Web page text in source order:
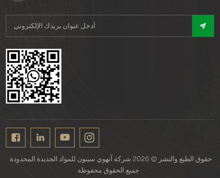
حقوق الطبع والنشر © 2026 شركة آنهوي سينون للمواد الجديدة المحدودة.